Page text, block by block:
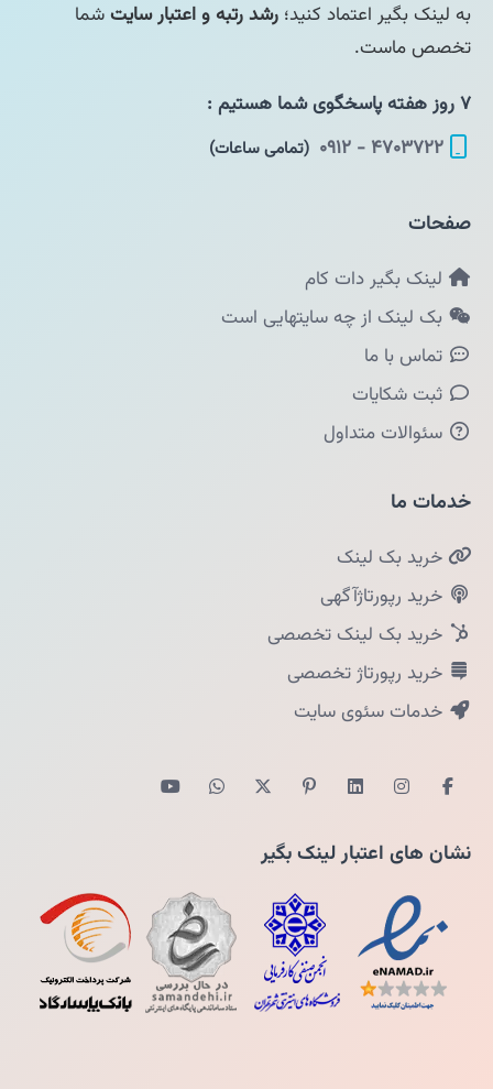
به لینک بگیر اعتماد کنید؛ رشد رتبه و اعتبار سایتشما
تخصص ماست.
۷ روز هفته پاسخگوی شما هستیم :
۴۷۰۳۷۲۲ - ۰۹۱۲
(تمامی ساعات)
صفحات
لینک بگیر دات کام
بک لینک از چه سایتهایی است
تماس با ما
ثبت شکایات
سئوالات متداول
خدمات ما
خرید بک لینک
خرید رپورتاژآگهی
خرید بک لینک تخصصی
خرید رپورتاژ تخصصی
خدمات سئوی سایت
نشان های اعتبار لینک بگیر